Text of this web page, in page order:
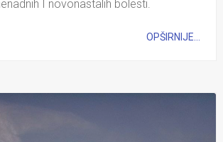
I novonastalih bolesti.
OPŠIRNIJE...